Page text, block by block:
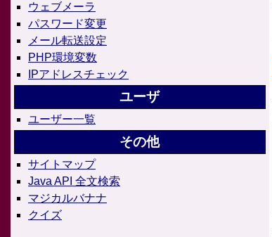
ウェブメーラ
パスワード変更
メール転送設定
PHP環境変数
IPアドレスチェック
ユーザ
ユーザー一覧
その他
サイトマップ
Java API 全文検索
マジカルバナナ
クイズ